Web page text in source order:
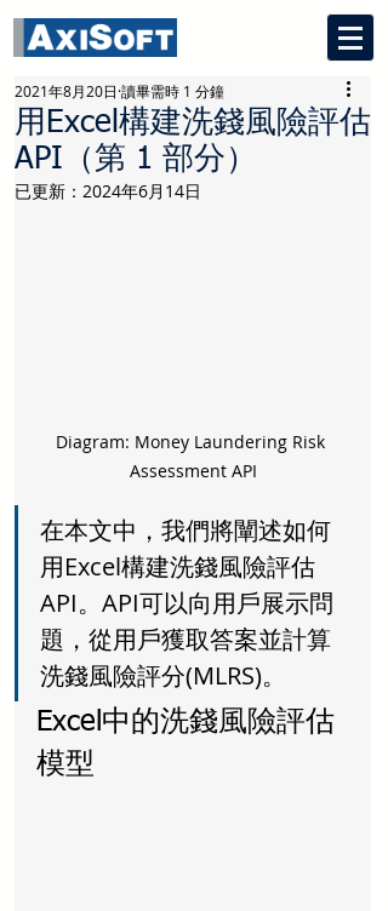
用Excel構建洗錢風險評估
API（第 1 部分）
2021年8月20日 讀畢需時 1 分鐘
已更新： 2024年6月14日
Diagram: Money Laundering Risk
Assessment API
在本文中，我們將闡述如何
用Excel構建洗錢風險評估
API。API可以向用戶展示問
題，從用戶獲取答案並計算
洗錢風險評分(MLRS)。
Excel中的洗錢風險評估
模型